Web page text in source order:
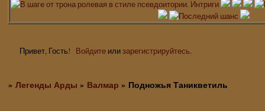
Привет, Гость! Войдите илизарегистрируйтесь.
»Легенды Арды » Валмар » Подножья Таникветиль